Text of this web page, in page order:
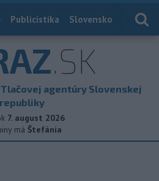
Publicistika Slovensko
.SK
agentúry Slovenskej
republiky
7. august 2026
má Štefánia